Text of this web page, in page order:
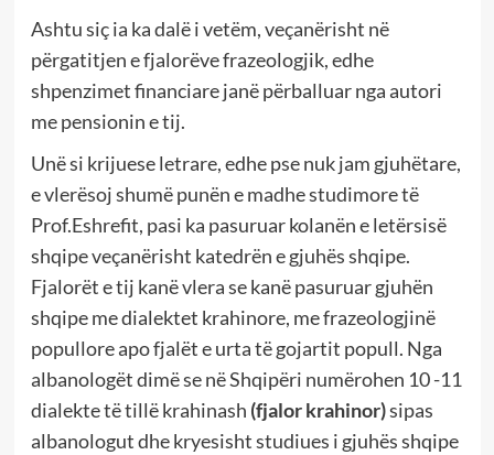
Ashtu siç ia ka dalë i vetëm, veçanërisht në
përgatitjen e fjalorëve frazeologjik, edhe
shpenzimet financiare janë përballuar nga autori
me pensionin e tij.
Unë si krijuese letrare, edhe pse nuk jam gjuhëtare,
e vlerësoj shumë punën e madhe studimore të
Prof.Eshrefit, pasi ka pasuruar kolanën e letërsisë
shqipe veçanërisht katedrën e gjuhës shqipe.
Fjalorët e tij kanë vlera se kanë pasuruar gjuhën
shqipe me dialektet krahinore, me frazeologjinë
popullore apo fjalët e urta të gojartit popull. Nga
albanologët dimë se në Shqipëri numërohen 10 -11
dialekte të tillë krahinash (fjalor krahinor)sipas
albanologut dhe kryesisht studiues i gjuhës shqipe